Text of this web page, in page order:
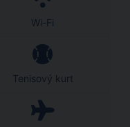
Wi-Fi
Tenisový kurt